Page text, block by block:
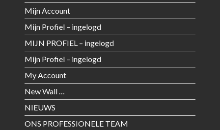
Mijn Account
Mijn Profiel – ingelogd
MIJN PROFIEL – ingelogd
Mijn Profiel – ingelogd
My Account
New Wall …
NIEUWS
ONS PROFESSIONELE TEAM